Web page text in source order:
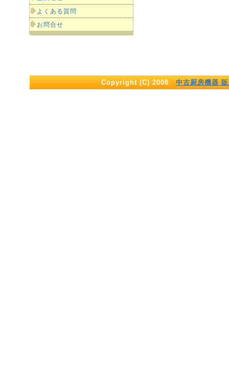
よくある質問
お問合せ
Copyright (C) 2008 中古厨房機器